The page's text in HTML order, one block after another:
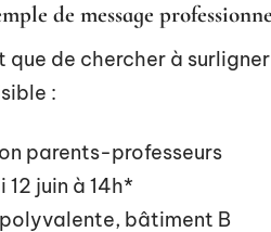
de message
que de chercher à
:
parents-professeurs
12 juin à 14h*
bâtiment B